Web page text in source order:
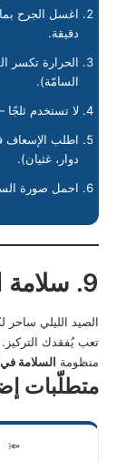
دقيقة.
الحرارة تكسر
السامّة).
لا تستخدم
اطلب
دوار، غثيان).
احمل صورة
9. سلامة الصيد الليلي
الصيد الليلي
تعب يُفقدك التركيز.
منظومة السلامة
متطلّبات
🔦